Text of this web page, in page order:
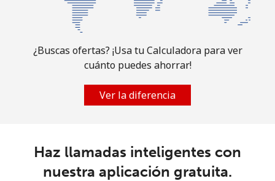
¿Buscas ofertas? ¡Usa tu Calculadora para ver
cuánto puedes ahorrar!
Ver la diferencia
Haz llamadas inteligentes con
nuestra aplicación gratuita.